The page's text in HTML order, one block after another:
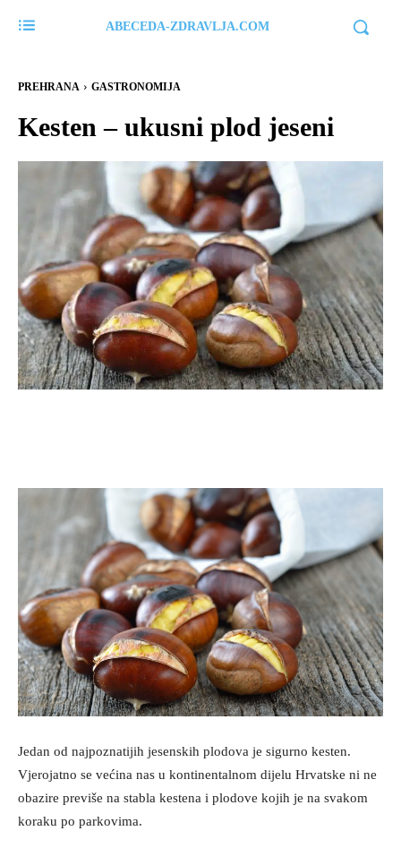
ABECEDA-ZDRAVLJA.COM
PREHRANA GASTRONOMIJA
Kesten – ukusni plod jeseni
Jedan od najpoznatijih jesenskih plodova je sigurno kesten.
Vjerojatno se većina nas u kontinentalnom dijelu Hrvatske ni ne
obazire previše na stabla kestena i plodove kojih je na svakom
koraku po parkovima.